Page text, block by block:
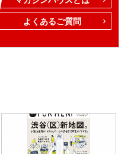
よくあるご質問